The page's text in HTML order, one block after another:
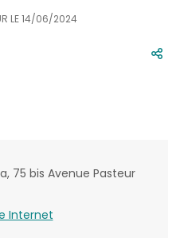
LE14/06/2024
75 bis Avenue Pasteur
Internet